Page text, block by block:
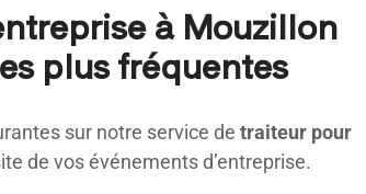
sur notre service de traiteur pour
de vos événements d’entreprise.
à Mouzillon
plus fréquentes